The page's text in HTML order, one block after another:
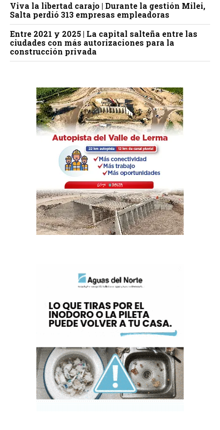
Viva la libertad carajo | Durante la gestión Milei,
Salta perdió 313 empresas empleadoras
Entre 2021 y 2025 | La capital salteña entre las
ciudades con más autorizaciones para la
construcción privada